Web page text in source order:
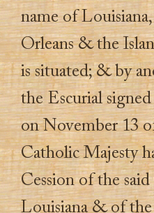
name of
Orleans & the
is situated; & by
the Escurial
on November 13
Catholic Majesty
Cession of the
Louisiana & of